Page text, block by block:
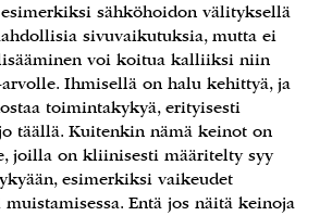
sähköhoidon välityksellä
sivuvaikutuksia, mutta ei
voi koitua kalliiksi niin
Ihmisellä on halu kehittyä, ja
toimintakykyä, erityisesti
täällä. Kuitenkin nämä keinot on
joilla on kliinisesti määritelty syy
esimerkiksi vaikeudet
Entä jos näitä keinoja